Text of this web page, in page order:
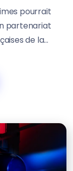
pourrait
partenariat
de la...